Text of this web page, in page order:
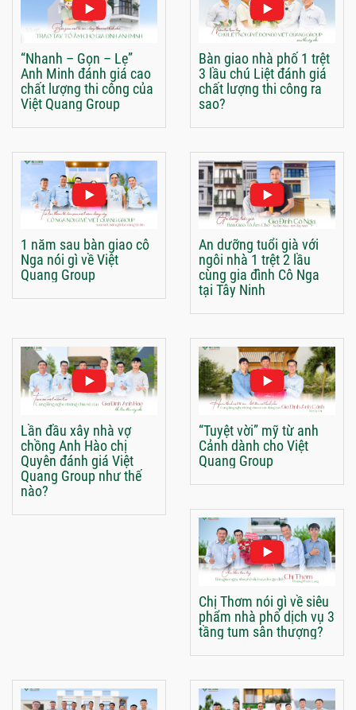
“Nhanh – Gọn – Lẹ”
Anh Minh đánh giá cao
chất lượng thi công của
Việt Quang Group
Bàn giao nhà phố 1 trệt
3 lầu chú Liệt đánh giá
chất lượng thi công ra
sao?
1 năm sau bàn giao cô
Nga nói gì về Việt
Quang Group
An dưỡng tuổi già với
ngôi nhà 1 trệt 2 lầu
cùng gia đình Cô Nga
tại Tây Ninh
Lần đầu xây nhà vợ
chồng Anh Hào chị
Quyên đánh giá Việt
Quang Group như thế
nào?
“Tuyệt vời” mỹ từ anh
Cảnh dành cho Việt
Quang Group
Chị Thơm nói gì về siêu
phẩm nhà phố dịch vụ 3
tầng tum sân thượng?